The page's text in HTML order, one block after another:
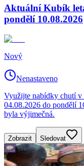
Aktuální Kubík
pondělí 10.08.2026
Nový
Nenastaveno
Využijte nabídky chutí
04.08.2026 do pondělí
byla výjimečná.
Zobrazit Sledovat